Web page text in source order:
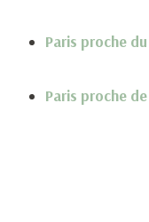
Paris proche
Paris proche